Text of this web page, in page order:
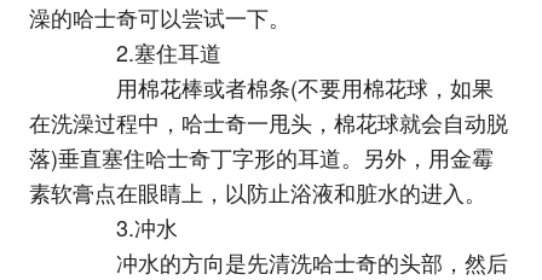
澡的哈士奇可以尝试一下。
2.塞住耳道
用棉花棒或者棉条(不要用棉花球，如果
在洗澡过程中，哈士奇一甩头，棉花球就会自动脱
落)垂直塞住哈士奇丁字形的耳道。另外，用金霉
素软膏点在眼睛上，以防止浴液和脏水的进入。
3.冲水
冲水的方向是先清洗哈士奇的头部，然后